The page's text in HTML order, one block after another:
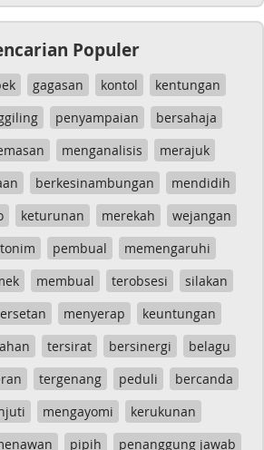
Populer
gagasan kontol
kentungan
penyampaian
bersahaja
menganalisis
merajuk
berkesinambungan
mendidih
keturunan merekah
wejangan
pembual
memengaruhi
membual terobsesi
silakan
menyerap
keuntungan
tersirat bersinergi
belagu
tergenang peduli
bercanda
mengayomi
kerukunan
pipih
penanggung jawab